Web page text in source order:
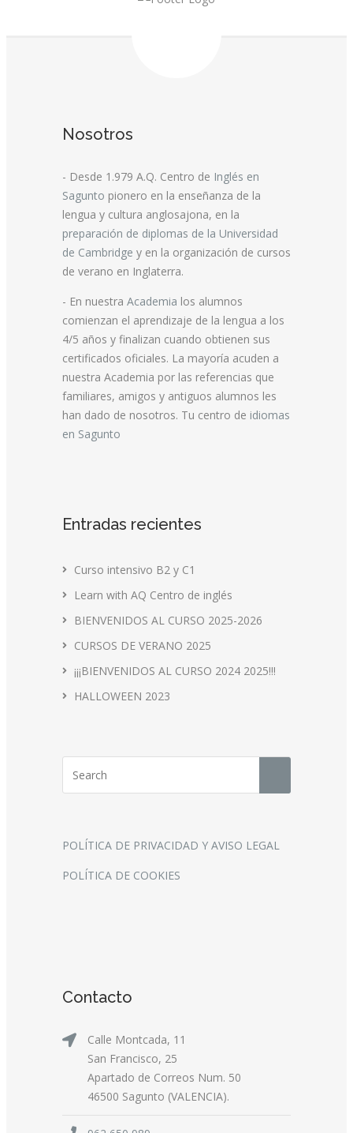
Nosotros
- Desde 1.979 A.Q. Centro de Inglés en
Sagunto pionero en la enseñanza de la
lengua y cultura anglosajona, en la
preparación de diplomas de la Universidad
de Cambridge y en la organización de cursos
de verano en Inglaterra.
- En nuestra Academia los alumnos
comienzan el aprendizaje de la lengua a los
4/5 años y finalizan cuando obtienen sus
certificados oficiales. La mayoría acuden a
nuestra Academia por las referencias que
familiares, amigos y antiguos alumnos les
han dado de nosotros. Tu centro de idiomas
en Sagunto
Entradas recientes
Curso intensivo B2 y C1
Learn with AQ Centro de inglés
BIENVENIDOS AL CURSO 2025-2026
CURSOS DE VERANO 2025
¡¡¡BIENVENIDOS AL CURSO 2024 2025!!!
HALLOWEEN 2023
POLÍTICA DE PRIVACIDAD Y AVISO LEGAL
POLÍTICA DE COOKIES
Contacto
Calle Montcada, 11
San Francisco, 25
Apartado de Correos Num. 50
46500 Sagunto (VALENCIA).